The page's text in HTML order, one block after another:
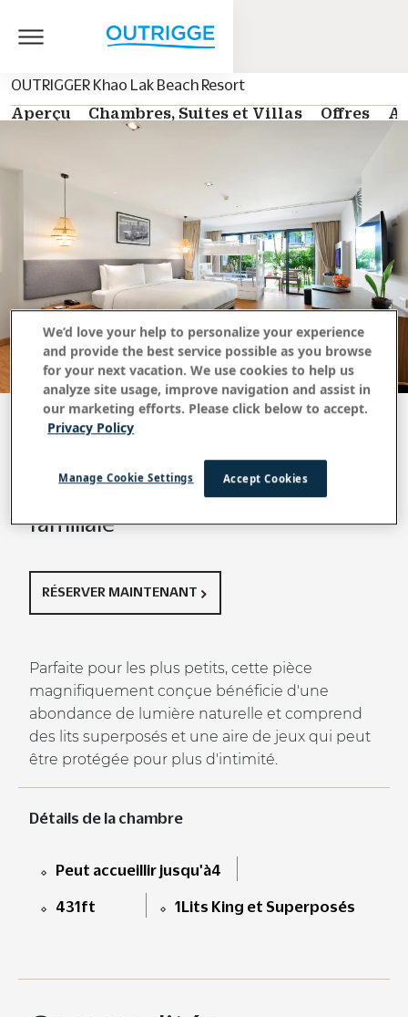
OUTRIGGER Khao Lak Beach Resort
Aperçu
Chambres, Suites et Villas Offres
Retour à toutes les chambres, suites et villas
Terrasse de jardin
familiale
RÉSERVER MAINTENANT
Parfaite pour les plus petits, cette pièce
magnifiquement conçue bénéficie d'une
abondance de lumière naturelle et comprend
des lits superposés et une aire de jeux qui peut
être protégée pour plus d'intimité.
Détails de la chambre
Peut accueillir jusqu'à4
431ft 1Lits King et Superposés
We’d love your help to personalize your experience
and provide the best service possible as you browse
for your next vacation. We use cookies to help us
analyze site usage, improve navigation and assist in
our marketing efforts. Please click below to accept.
Privacy Policy
Accept Cookies
Manage Cookie Settings